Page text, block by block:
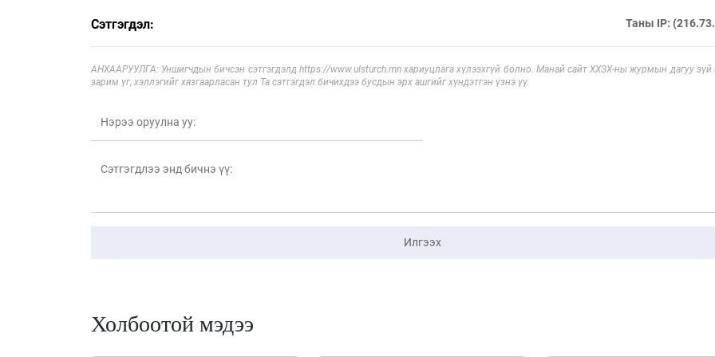
Сэтгэгдэл: Таны IP:
АНХААРУУЛГА: Уншигчдын бичсэн сэтгэгдэлд https://www.ulsturch.mn хариуцлага хүлээхгүй болно. Манай сайт ХХЗХ-ны журмын дагуу зүй
зарим үг, хэллэгийг хязгаарласан тул Та сэтгэгдэл бичихдээ бусдын эрх ашгийг хүндэтгэн үзнэ үү.
Илгээх
Холбоотой мэдээ